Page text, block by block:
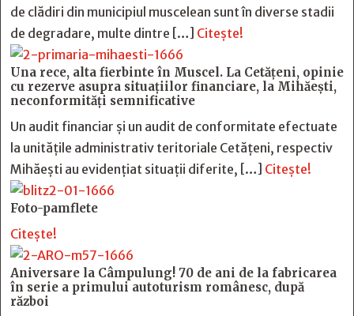
de clădiri din municipiul muscelean sunt în diverse stadii
de degradare, multe dintre […] Citește!
Una rece, alta fierbinte în Muscel. La Cetăţeni, opinie
cu rezerve asupra situaţiilor financiare, la Mihăeşti,
neconformităţi semnificative
Un audit financiar și un audit de conformitate efectuate
la unitățile administrativ teritoriale Cetățeni, respectiv
Mihăești au evidențiat situații diferite, […] Citește!
Foto-pamflete
Citește!
Aniversare la Câmpulung! 70 de ani de la fabricarea
în serie a primului autoturism românesc, după
război